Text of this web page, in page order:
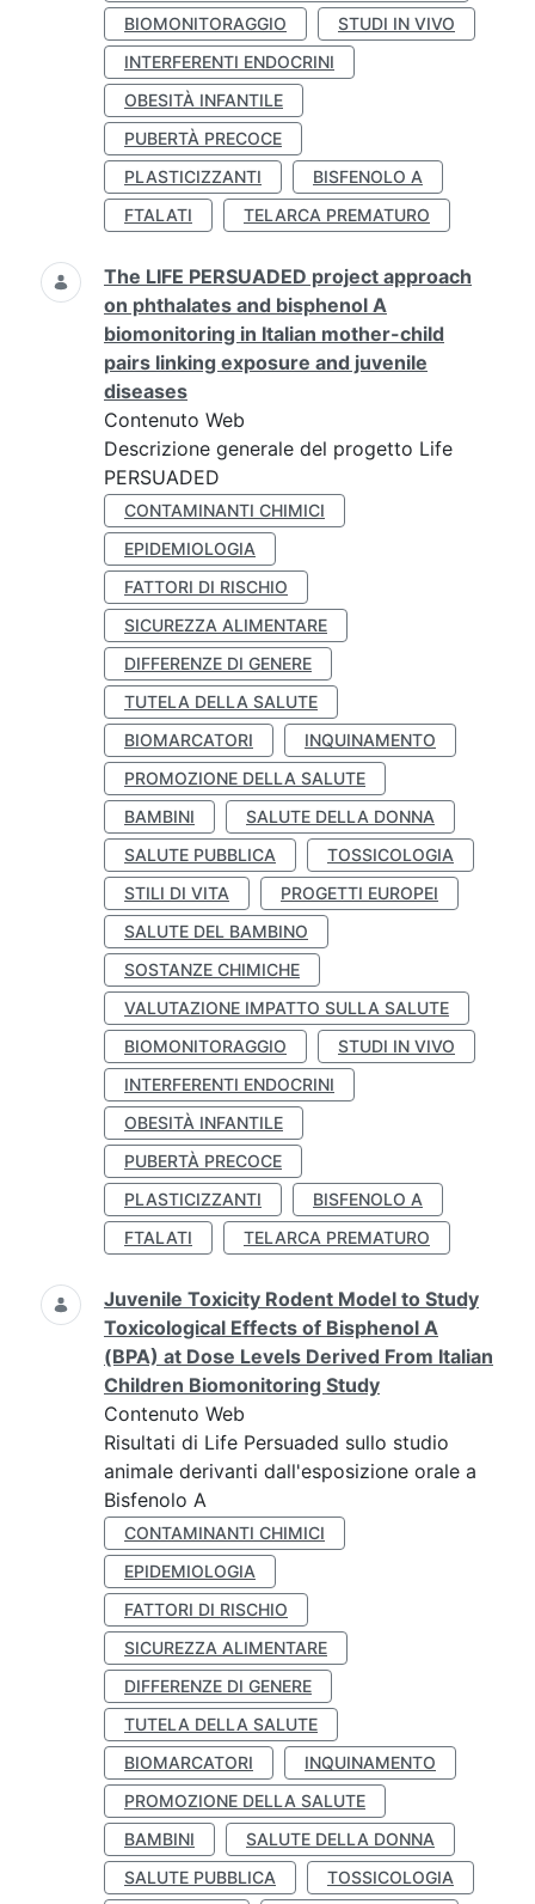
BIOMONITORAGGIO
STUDI IN VIVO
INTERFERENTI ENDOCRINI
OBESITÀ INFANTILE
PUBERTÀ PRECOCE
PLASTICIZZANTI
BISFENOLO A
FTALATI
TELARCA PREMATURO
The LIFE PERSUADED project approach
on phthalates and bisphenol A
biomonitoring in Italian mother-child
pairs linking exposure and juvenile
diseases
Contenuto Web
Descrizione generale del progetto Life
PERSUADED
CONTAMINANTI CHIMICI
EPIDEMIOLOGIA
FATTORI DI RISCHIO
SICUREZZA ALIMENTARE
DIFFERENZE DI GENERE
TUTELA DELLA SALUTE
BIOMARCATORI
INQUINAMENTO
PROMOZIONE DELLA SALUTE
BAMBINI
SALUTE DELLA DONNA
SALUTE PUBBLICA
TOSSICOLOGIA
STILI DI VITA
PROGETTI EUROPEI
SALUTE DEL BAMBINO
SOSTANZE CHIMICHE
VALUTAZIONE IMPATTO SULLA SALUTE
BIOMONITORAGGIO
STUDI IN VIVO
INTERFERENTI ENDOCRINI
OBESITÀ INFANTILE
PUBERTÀ PRECOCE
PLASTICIZZANTI
BISFENOLO A
FTALATI
TELARCA PREMATURO
Juvenile Toxicity Rodent Model to Study
Toxicological Effects of Bisphenol A
(BPA) at Dose Levels Derived From Italian
Children Biomonitoring Study
Contenuto Web
Risultati di Life Persuaded sullo studio
animale derivanti dall'esposizione orale a
Bisfenolo A
CONTAMINANTI CHIMICI
EPIDEMIOLOGIA
FATTORI DI RISCHIO
SICUREZZA ALIMENTARE
DIFFERENZE DI GENERE
TUTELA DELLA SALUTE
BIOMARCATORI
INQUINAMENTO
PROMOZIONE DELLA SALUTE
BAMBINI
SALUTE DELLA DONNA
SALUTE PUBBLICA
TOSSICOLOGIA